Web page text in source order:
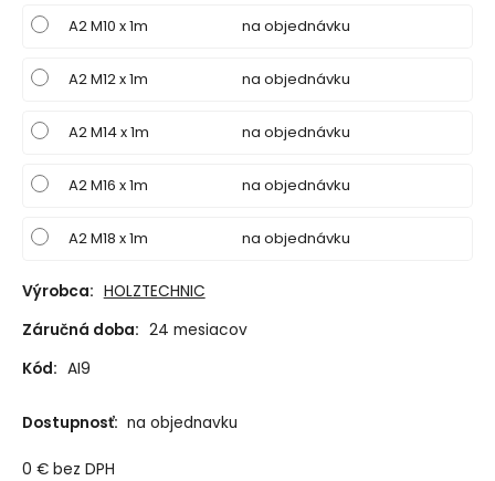
A2 M10 x 1m na objednávku
A2 M12 x 1m na objednávku
A2 M14 x 1m na objednávku
A2 M16 x 1m na objednávku
A2 M18 x 1m na objednávku
Výrobca: HOLZTECHNIC
Záručná doba: 24 mesiacov
Kód: AI9
Dostupnosť: na objednavku
0 € bez DPH